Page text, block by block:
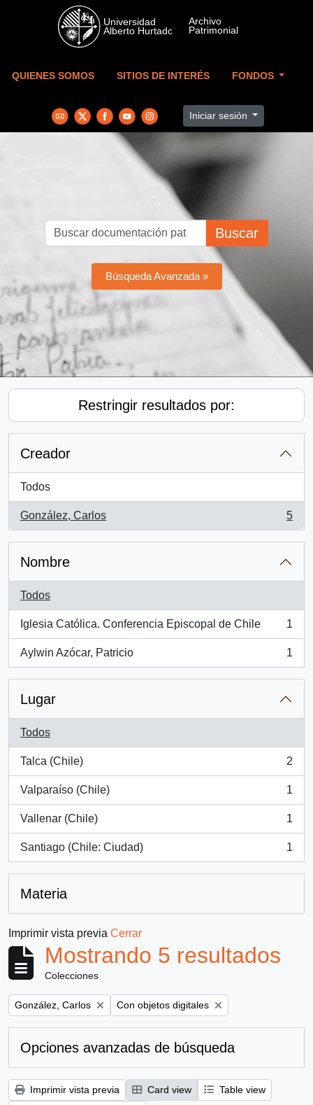
Skip to main content
QUIENES SOMOS SITIOS DE INTERÉS FONDOS
Iniciar sesión
Buscar
Búsqueda Avanzada »
Restringir resultados por:
Creador
Todos
González, Carlos
, 5 resultados
5
Nombre
Todos
Iglesia Católica. Conferencia Episcopal de Chile
, 1 resultados
1
Aylwin Azócar, Patricio
, 1 resultados
1
Lugar
Todos
Talca (Chile)
, 2 resultados
2
Valparaíso (Chile)
, 1 resultados
1
Vallenar (Chile)
, 1 resultados
1
Santiago (Chile: Ciudad)
, 1 resultados
1
Materia
Imprimir vista previa Cerrar
Mostrando 5 resultados
Colecciones
Remove filter:
González, Carlos Remove filter:
Con objetos digitales
Opciones avanzadas de búsqueda
Imprimir vista previa Card view
Table view